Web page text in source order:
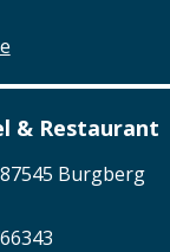
& Restaurant
Burgberg